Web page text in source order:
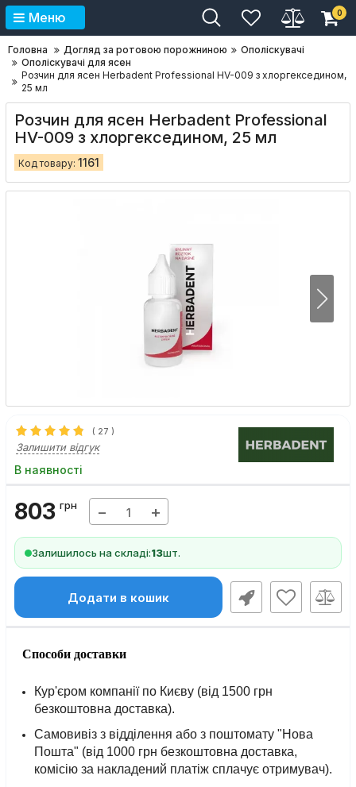
Меню 0
Головна Догляд за ротовою порожниною
Ополіскувачі
Ополіскувачі для ясен
Розчин для ясен Herbadent Professional HV-009 з хлоргекседином,
25 мл
Розчин для ясен Herbadent Professional
HV-009 з хлоргекседином, 25 мл
Код товару: 1161
( 27 )
Залишити відгук
В наявності
803 грн − +
Залишилось на складі:13шт.
Додати в кошик
Способи доставки
Кур'єром компанії по Києву (від 1500 грн
безкоштовна доставка).
Самовивіз з відділення або з поштомату "Нова
Пошта" (від 1000 грн безкоштовна доставка,
комісію за накладений платіж сплачує отримувач).